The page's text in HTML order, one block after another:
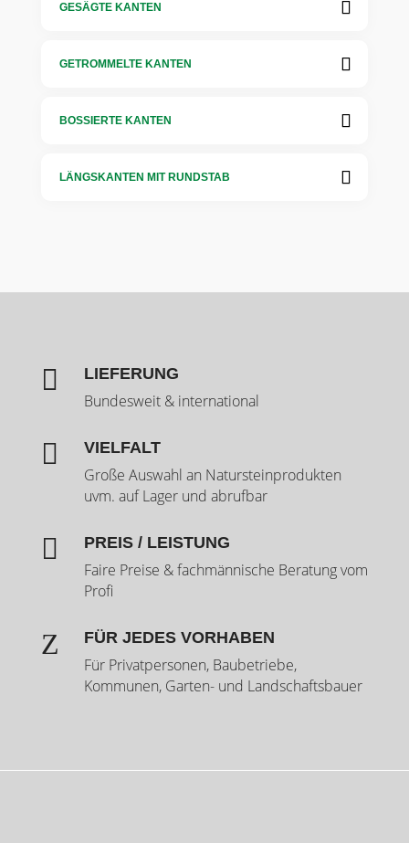
GESÄGTE KANTEN
GETROMMELTE KANTEN
BOSSIERTE KANTEN
LÄNGSKANTEN MIT RUNDSTAB
 LIEFERUNG
Bundesweit & international
 VIELFALT
Große Auswahl an Natursteinprodukten
uvm. auf Lager und abrufbar
 PREIS / LEISTUNG
Faire Preise & fachmännische Beratung vom
Profi
Z FÜR JEDES VORHABEN
Für Privatpersonen, Baubetriebe,
Kommunen, Garten- und Landschaftsbauer